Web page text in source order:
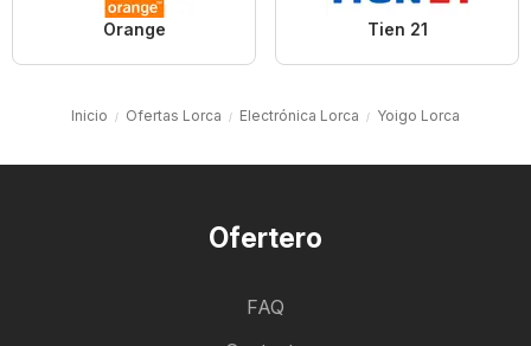
Orange Tien 21
Inicio Ofertas Lorca Electrónica Lorca Yoigo Lorca
Ofertero
FAQ